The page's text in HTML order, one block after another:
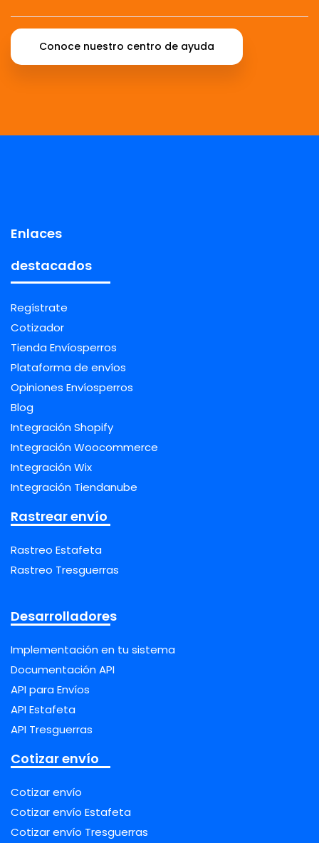
Conoce nuestro centro de ayuda
Enlaces
destacados
Regístrate
Cotizador
Tienda Envíosperros
Plataforma de envíos
Opiniones Envíosperros
Blog
Integración Shopify
Integración Woocommerce
Integración Wix
Integración Tiendanube
Rastrear envío
Rastreo Estafeta
Rastreo Tresguerras
Desarrolladores
Implementación en tu sistema
Documentación API
API para Envíos
API Estafeta
API Tresguerras
Cotizar envío
Cotizar envío
Cotizar envío Estafeta
Cotizar envío Tresguerras